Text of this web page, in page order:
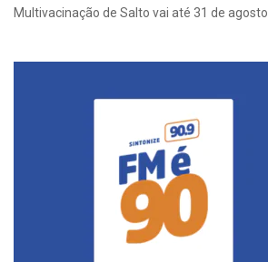
Multivacinação de Salto vai até 31 de agosto